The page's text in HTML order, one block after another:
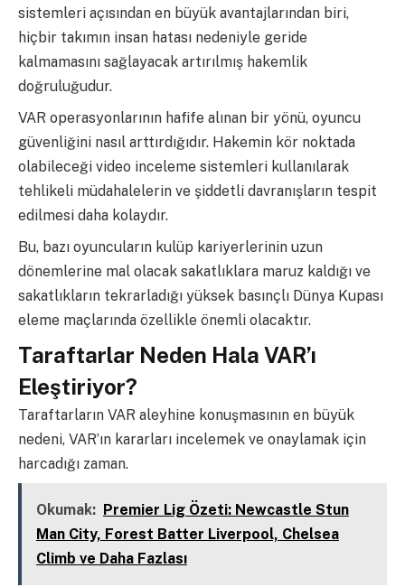
sistemleri açısından en büyük avantajlarından biri,
hiçbir takımın insan hatası nedeniyle geride
kalmamasını sağlayacak artırılmış hakemlik
doğruluğudur.
VAR operasyonlarının hafife alınan bir yönü, oyuncu
güvenliğini nasıl arttırdığıdır. Hakemin kör noktada
olabileceği video inceleme sistemleri kullanılarak
tehlikeli müdahalelerin ve şiddetli davranışların tespit
edilmesi daha kolaydır.
Bu, bazı oyuncuların kulüp kariyerlerinin uzun
dönemlerine mal olacak sakatlıklara maruz kaldığı ve
sakatlıkların tekrarladığı yüksek basınçlı Dünya Kupası
eleme maçlarında özellikle önemli olacaktır.
Taraftarlar Neden Hala VAR’ı
Eleştiriyor?
Taraftarların VAR aleyhine konuşmasının en büyük
nedeni, VAR’ın kararları incelemek ve onaylamak için
harcadığı zaman.
Okumak: Premier Lig Özeti: Newcastle Stun
Man City, Forest Batter Liverpool, Chelsea
Climb ve Daha Fazlası